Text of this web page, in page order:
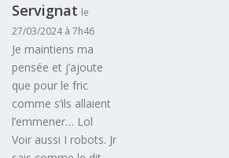
Servignat le
27/03/2024 à 7h46
Je maintiens ma
pensée et j’ajoute
que pour le fric
comme s’ils allaient
l’emmener… Lol
Voir aussi I robots. Jr